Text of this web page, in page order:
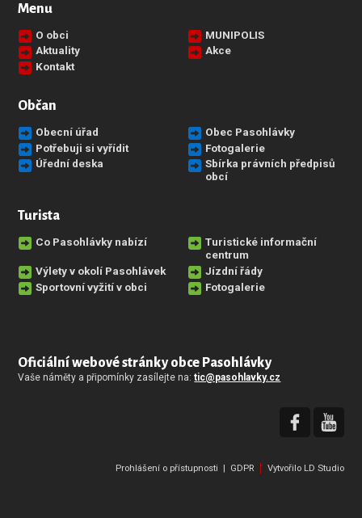
Menu
O obci
MUNIPOLIS
Aktuality
Akce
Kontakt
Občan
Obecní úřad
Obec Pasohlávky
Potřebuji si vyřídit
Fotogalerie
Úřední deska
Sbírka právních předpisů
obcí
Turista
Co Pasohlávky nabízí
Turistické informační
centrum
Výlety v okolí Pasohlávek
Jízdní řády
Sportovní vyžití v obci
Fotogalerie
Oficiální webové stránky obce Pasohlávky
Vaše náměty a připomínky zasílejte na:tic@pasohlavky.cz
Prohlášení o přístupnosti | GDPR Vytvořilo LD Studio